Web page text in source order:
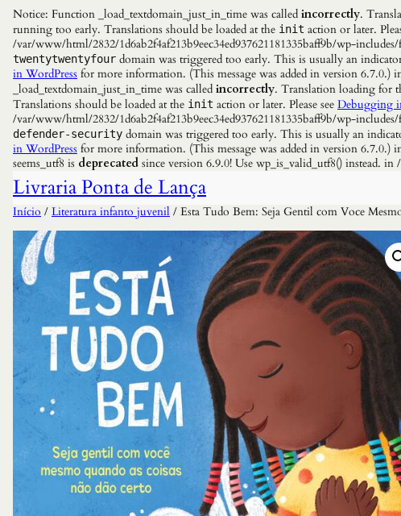
Notice: Function _load_textdomain_just_in_time was called incorrectly.
running too early. Translations should be loaded at the init action or later.
/var/www/html/2832/1d6ab2f4af213b9eec34ed937621181335baff9b/wp-
twentytwentyfour domain was triggered too early. This is usually an
in WordPress for more information. (This message was added in version
_load_textdomain_just_in_time was called incorrectly. Translation loading for
Translations should be loaded at the init action or later. Please see Debugging
/var/www/html/2832/1d6ab2f4af213b9eec34ed937621181335baff9b/wp-
defender-security domain was triggered too early. This is usually an
in WordPress for more information. (This message was added in version
seems_utf8 is deprecated since version 6.9.0! Use wp_is_valid_utf8() instead.
Livraria Ponta de Lança
Início / Literatura infanto juvenil / Esta Tudo Bem: Seja Gentil com Voce